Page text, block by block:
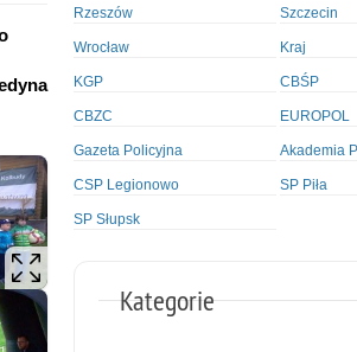
Rzeszów Szczecin
Wrocław Kraj
KGP CBŚP
CBZC EUROPOL
Gazeta Policyjna Akademia
CSP Legionowo SP Piła
SP Słupsk
Kategorie